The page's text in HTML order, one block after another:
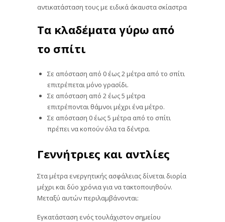
αντικατάσταση τους με ειδικά άκαυστα σκίαστρα
Τα κλαδέματα γύρω από
το σπίτι
Σε απόσταση από 0 έως 2 μέτρα από το σπίτι
επιτρέπεται μόνο γρασίδι.
Σε απόσταση από 2 έως 5 μέτρα
επιτρέπονται θάμνοι μέχρι ένα μέτρο.
Σε απόσταση 0 έως 5 μέτρα από το σπίτι
πρέπει να κοπούν όλα τα δέντρα.
Γεννήτριες και αντλίες
Στα μέτρα ενεργητικής ασφάλειας δίνεται διορία
μέχρι και δύο χρόνια για να τακτοποιηθούν.
Μεταξύ αυτών περιλαμβάνονται:
Εγκατάσταση ενός τουλάχιστον σημείου